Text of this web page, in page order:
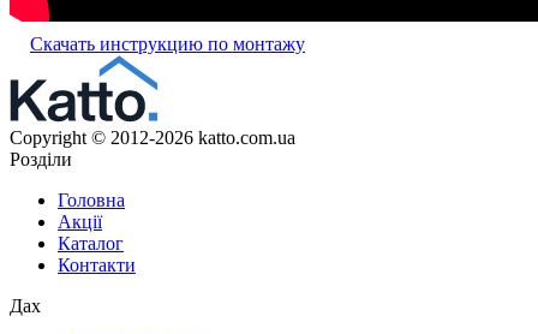
Скачать инструкцию по монтажу
Copyright © 2012-2026 katto.com.ua
Розділи
Головна
Акції
Каталог
Контакти
Дах